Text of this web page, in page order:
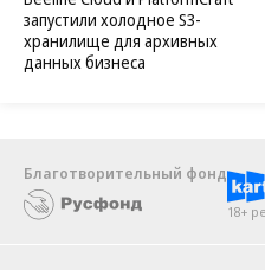
Новости компаний Все
05.08.2026